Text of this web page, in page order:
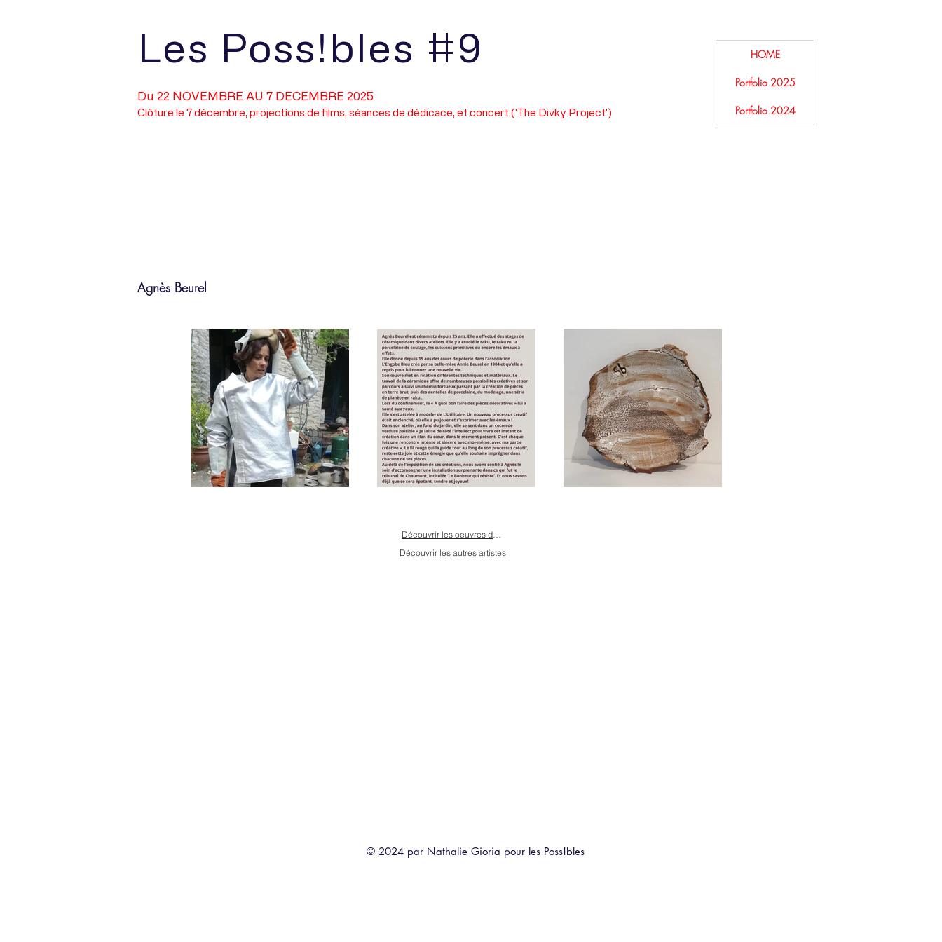
Les Poss!bles #9
Du 22 NOVEMBRE AU 7 DECEMBRE 2025
Clôture le 7 décembre, projections de films, séances de dédicace, et concert ('The Divky Project')
HOME
Portfolio 2025
Portfolio 2024
Agnès Beurel
Découvrir les autres artistes
© 2024 par Nathalie Gioria pour les Poss!bles